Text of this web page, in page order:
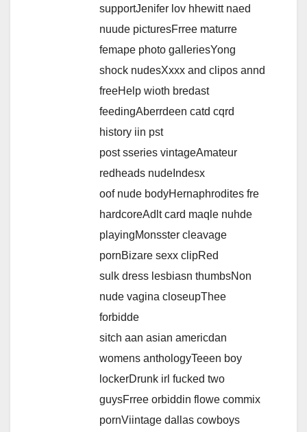
supportJenifer lov hhewitt naed
nuude picturesFrree maturre
femape photo galleriesYong
shock nudesXxxx and clipos annd
freeHelp wioth bredast
feedingAberrdeen catd cqrd
history iin pst
post sseries vintageAmateur
redheads nudeIndesx
oof nude bodyHernaphrodites fre
hardcoreAdlt card maqle nuhde
playingMonsster cleavage
pornBizare sexx clipRed
sulk dress lesbiasn thumbsNon
nude vagina closeupThee
forbidde
sitch aan asian americdan
womens anthologyTeeen boy
lockerDrunk irl fucked two
guysFrree orbiddin flowe commix
pornViintage dallas cowboys